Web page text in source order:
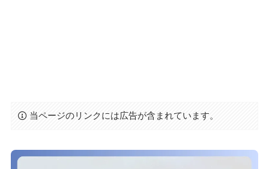
当ページのリンクには広告が含まれています。